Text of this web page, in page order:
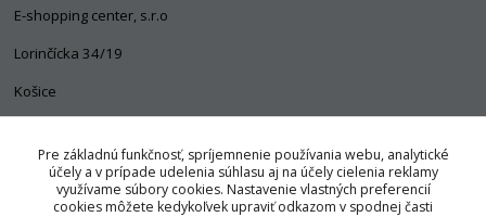
E-shopping center, s.r.o
Lorinčícka 34/19
Košice
+421 903 563 637
info@pozorpes.sk
Pre základnú funkčnosť, spríjemnenie používania webu, analytické
účely a v prípade udelenia súhlasu aj na účely cielenia reklamy
využívame súbory cookies. Nastavenie vlastných preferencií
cookies môžete kedykoľvek upraviť odkazom v spodnej časti